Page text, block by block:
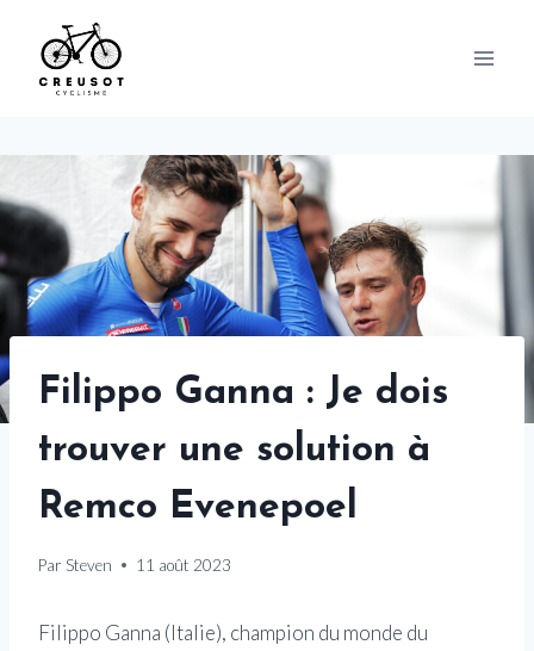
content
Filippo Ganna : Je dois
trouver une solution à
Remco Evenepoel
Par Steven 11 août 2023
Filippo Ganna (Italie), champion du monde du